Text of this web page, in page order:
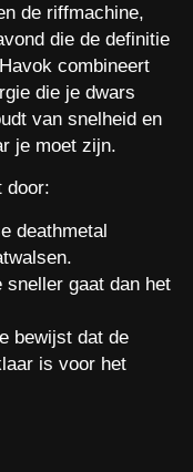
de riffmachine,
die de definitie
combineert
die je dwars
van snelheid en
je moet zijn.
door:
deathmetal
sneller gaat dan het
bewijst dat de
is voor het